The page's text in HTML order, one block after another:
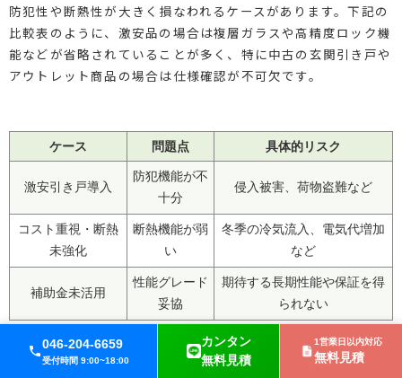
046-204-6659
受付時間 9:00~18:00
カンタン
無料見積
1営業日以内対応
無料見積
防犯性や断熱性が大きく損なわれるケースがあります。下記の
比較表のように、激安品の場合は複層ガラスや高精度ロック機
能などが省略されていることが多く、特に中古の玄関引き戸や
アウトレット商品の場合は仕様確認が不可欠です。
ケース 問題点 具体的リスク
激安引き戸導入
防犯機能が不
十分
侵入被害、荷物盗難など
コスト重視・断熱
未強化
断熱機能が弱
い
冬季の冷気流入、電気代増加
など
補助金未活用
性能グレード
妥協
期待する長期性能や保証を得
られない